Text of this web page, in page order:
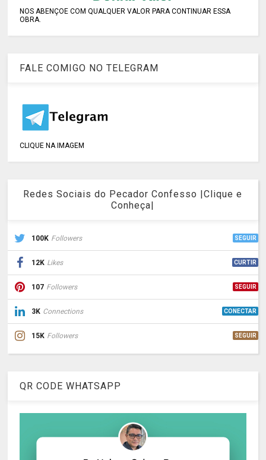
NOS ABENÇOE COM QUALQUER VALOR PARA CONTINUAR ESSA
OBRA.
FALE COMIGO NO TELEGRAM
CLIQUE NA IMAGEM
Redes Sociais do Pecador Confesso |Clique e
Conheça|
100K Followers SEGUIR
12K Likes CURTIR
107 Followers SEGUIR
3K Connections CONECTAR
15K Followers SEGUIR
QR CODE WHATSAPP